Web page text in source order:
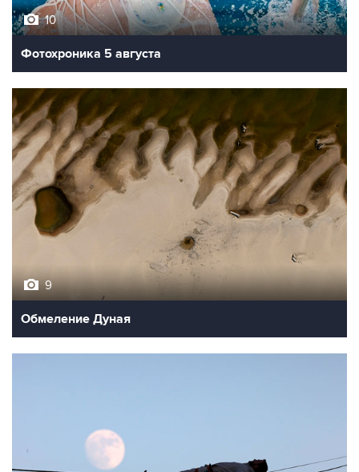
10
Фотохроника 5 августа
9
Обмеление Дуная